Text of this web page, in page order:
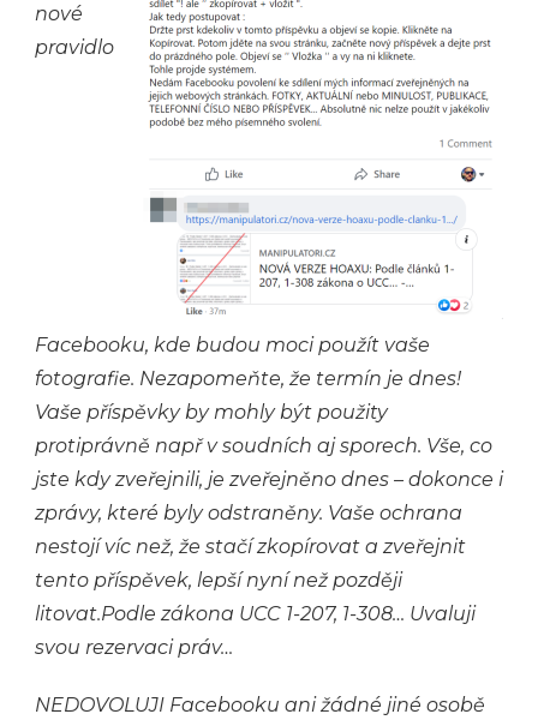
nové
pravidlo
Facebooku, kde budou moci použít vaše
fotografie. Nezapomeňte, že termín je dnes!
Vaše příspěvky by mohly být použity
protiprávně např v soudních aj sporech. Vše, co
jste kdy zveřejnili, je zveřejněno dnes – dokonce i
zprávy, které byly odstraněny. Vaše ochrana
nestojí víc než, že stačí zkopírovat a zveřejnit
tento příspěvek, lepší nyní než později
litovat.Podle zákona UCC 1-207, 1-308… Uvaluji
svou rezervaci práv…
NEDOVOLUJI Facebooku ani žádné jiné osobě